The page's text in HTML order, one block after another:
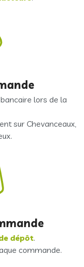
lors de la
sur Chevanceaux,
dépôt.
commande.